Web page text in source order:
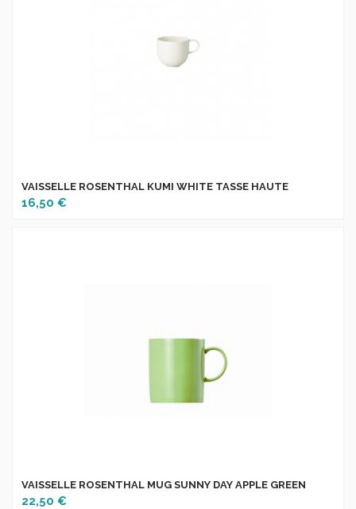
VAISSELLE ROSENTHAL KUMI WHITE TASSE HAUTE
16,50 €
VAISSELLE ROSENTHAL MUG SUNNY DAY APPLE GREEN
22,50 €